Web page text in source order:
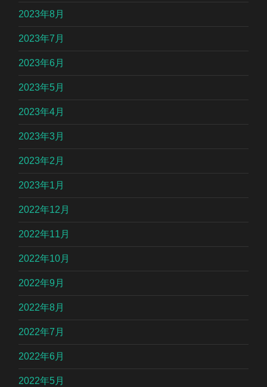
2023年8月
2023年7月
2023年6月
2023年5月
2023年4月
2023年3月
2023年2月
2023年1月
2022年12月
2022年11月
2022年10月
2022年9月
2022年8月
2022年7月
2022年6月
2022年5月